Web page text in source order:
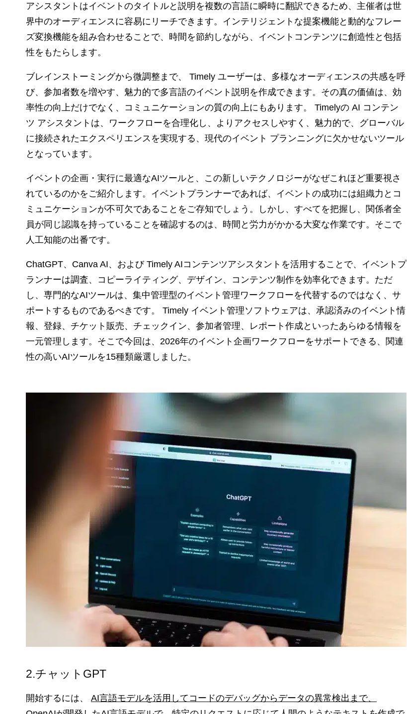
アシスタントはイベントのタイトルと説明を複数の言語に瞬時に翻訳できるため、主催者は世
界中のオーディエンスに容易にリーチできます。インテリジェントな提案機能と動的なフレー
ズ変換機能を組み合わせることで、時間を節約しながら、イベントコンテンツに創造性と包括
性をもたらします。
ブレインストーミングから微調整まで、 Timely ユーザーは、多様なオーディエンスの共感を呼
び、参加者数を増やす、魅力的で多言語のイベント説明を作成できます。その真の価値は、効
率性の向上だけでなく、コミュニケーションの質の向上にもあります。 Timelyの AI コンテン
ツ アシスタントは、ワークフローを合理化し、よりアクセスしやすく、魅力的で、グローバル
に接続されたエクスペリエンスを実現する、現代のイベント プランニングに欠かせないツール
となっています。
イベントの企画・実行に最適なAIツールと、この新しいテクノロジーがなぜこれほど重要視さ
れているのかをご紹介します。イベントプランナーであれば、イベントの成功には組織力とコ
ミュニケーションが不可欠であることをご存知でしょう。しかし、すべてを把握し、関係者全
員が同じ認識を持っていることを確認するのは、時間と労力がかかる大変な作業です。そこで
人工知能の出番です。
ChatGPT、Canva AI、および Timely AIコンテンツアシスタントを活用することで、イベントプ
ランナーは調査、コピーライティング、デザイン、コンテンツ制作を効率化できます。ただ
し、専門的なAIツールは、集中管理型のイベント管理ワークフローを代替するのではなく、サ
ポートするものであるべきです。 Timely イベント管理ソフトウェアは、承認済みのイベント情
報、登録、チケット販売、チェックイン、参加者管理、レポート作成といったあらゆる情報を
一元管理します。そこで今回は、2026年のイベント企画ワークフローをサポートできる、関連
性の高いAIツールを15種類厳選しました。
2.チャットGPT
開始するには、 AI言語モデルを活用してコードのデバッグからデータの異常検出まで、